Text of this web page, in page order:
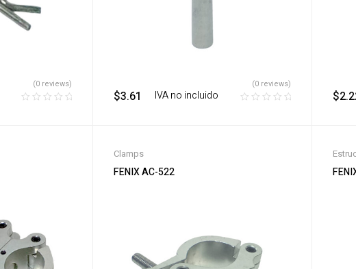
(0 reviews)
$3.61 ‎ ‎ ‎ IVA no incluido
(0 reviews)
$
Clamps
FENIX AC-522